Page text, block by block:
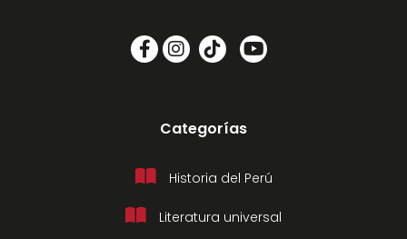
Categorías
Historia del Perú
Literatura universal